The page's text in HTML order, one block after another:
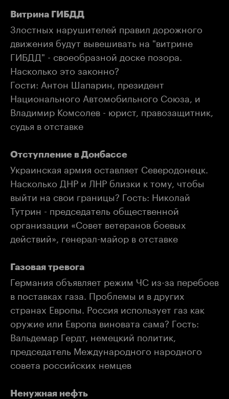
Витрина ГИБДД
Злостных нарушителей правил дорожного
движения будут вывешивать на "витрине
ГИБДД" - своеобразной доске позора.
Насколько это законно?
Гости: Антон Шапарин, президент
Национального Автомобильного Союза, и
Владимир Комсолев - юрист, правозащитник,
судья в отставке
Отступление в Донбассе
Украинская армия оставляет Северодонецк.
Насколько ДНР и ЛНР близки к тому, чтобы
выйти на свои границы? Гость: Николай
Тутрин - председатель общественной
организации «Совет ветеранов боевых
действий», генерал-майор в отставке
Газовая тревога
Германия объявляет режим ЧС из-за перебоев
в поставках газа. Проблемы и в других
странах Европы. Россия использует газ как
оружие или Европа виновата сама? Гость:
Вальдемар Гердт, немецкий политик,
председатель Международного народного
совета российских немцев
Ненужная нефть